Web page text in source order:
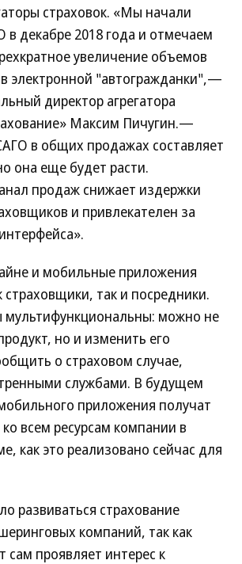
страховок. «Мы начали
декабре 2018 года и отмечаем
увеличение объемов
электронной "автогражданки",—
директор агрегатора
Максим Пичугин.—
в общих продажах составляет
она еще будет расти.
продаж снижает издержки
и привлекателен за
и мобильные приложения
страховщики, так и посредники.
можно не
но и изменить его
о страховом случае,
службами. В будущем
приложения получат
всем ресурсам компании в
как это реализовано сейчас для
развиваться страхование
компаний, так как
сам проявляет интерес к